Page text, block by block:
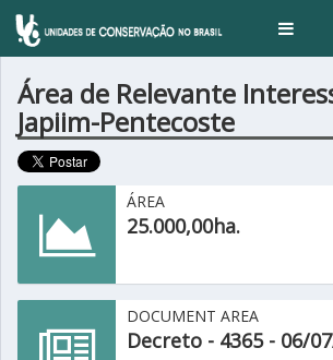
Toggle
Área de Relevante
Japiim-Pentecoste
ÁREA
25.000,00ha.
DOCUMENT AREA
Decreto - 4365 - 06/